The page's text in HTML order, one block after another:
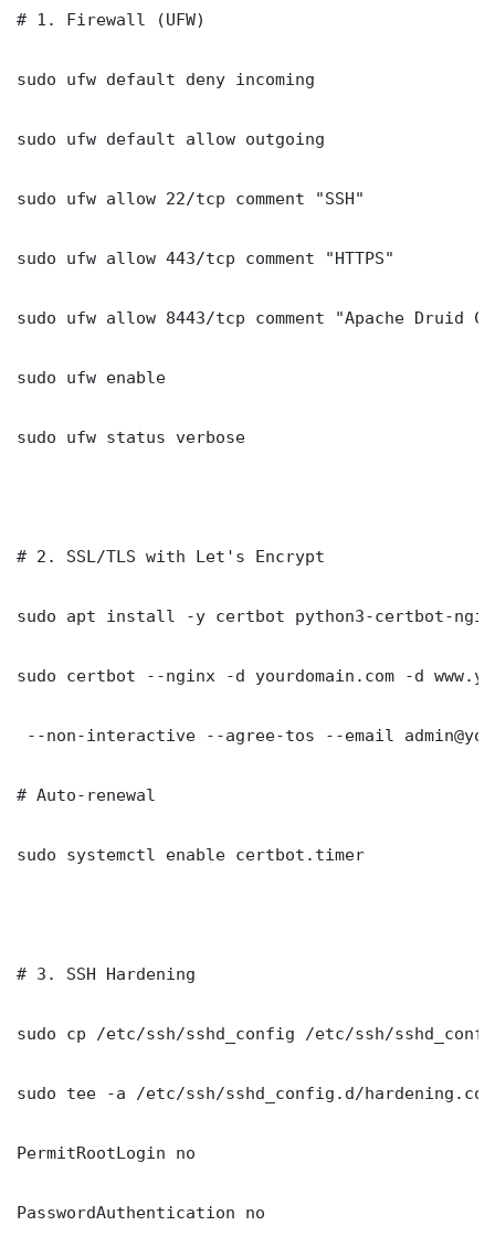
# 1. Firewall (UFW)
sudo ufw default deny incoming
sudo ufw default allow outgoing
sudo ufw allow 22/tcp comment "SSH"
sudo ufw allow 443/tcp comment "HTTPS"
sudo ufw allow 8443/tcp comment "Apache Druid
sudo ufw enable
sudo ufw status verbose
# 2. SSL/TLS with Let's Encrypt
sudo apt install -y certbot python3-certbot-
sudo certbot --nginx -d yourdomain.com -d
--non-interactive --agree-tos --email
# Auto-renewal
sudo systemctl enable certbot.timer
# 3. SSH Hardening
sudo cp /etc/ssh/sshd_config /etc/ssh/
sudo tee -a /etc/ssh/sshd_config.d/
PermitRootLogin no
PasswordAuthentication no